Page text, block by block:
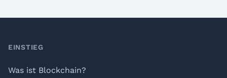
Footer
EINSTIEG
Was ist Blockchain?